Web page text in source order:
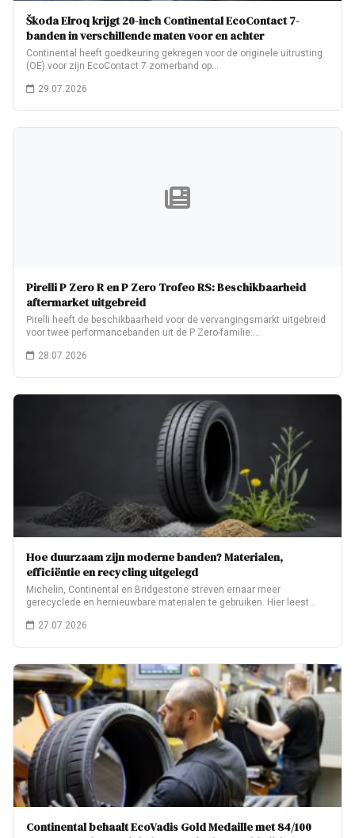
Škoda Elroq krijgt 20-inch Continental EcoContact 7-
banden in verschillende maten voor en achter
Continental heeft goedkeuring gekregen voor de originele uitrusting
(OE) voor zijn EcoContact 7 zomerband op…
29.07.2026
Pirelli P Zero R en P Zero Trofeo RS: Beschikbaarheid
aftermarket uitgebreid
Pirelli heeft de beschikbaarheid voor de vervangingsmarkt uitgebreid
voor twee performancebanden uit de P Zero-familie:…
28.07.2026
Hoe duurzaam zijn moderne banden? Materialen,
efficiëntie en recycling uitgelegd
Michelin, Continental en Bridgestone streven ernaar meer
gerecyclede en hernieuwbare materialen te gebruiken. Hier leest…
27.07.2026
Continental behaalt EcoVadis Gold Medaille met 84/100